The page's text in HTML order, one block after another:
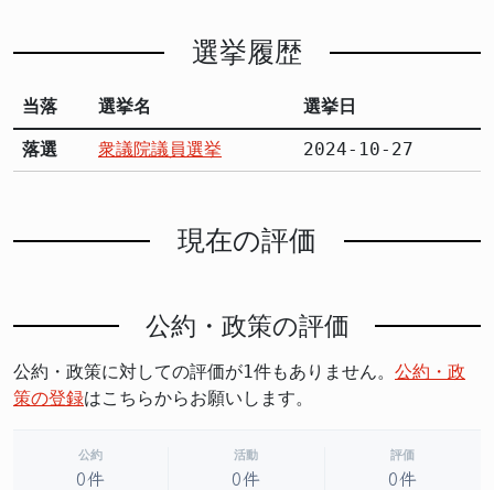
選挙履歴
当落 選挙名 選挙日
落選 衆議院議員選挙 2024-10-27
現在の評価
公約・政策の評価
公約・政策に対しての評価が1件もありません。 公約・政
策の登録はこちらからお願いします。
公約
0件
活動
0件
評価
0件